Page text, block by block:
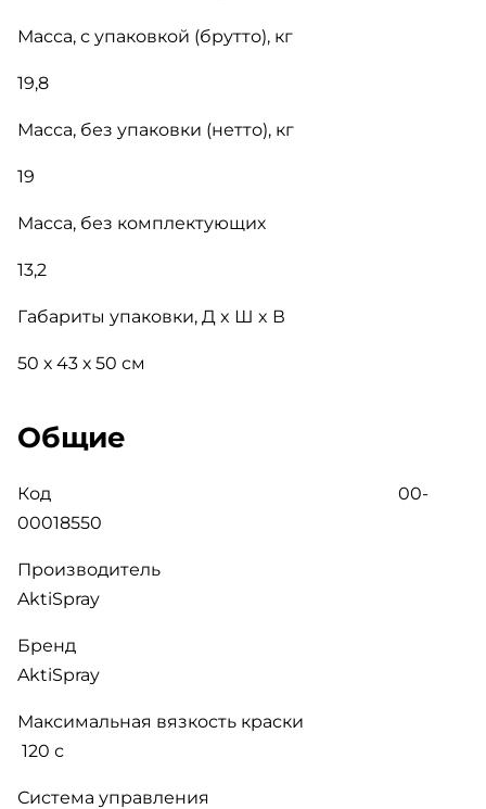
Масса, с упаковкой (брутто), кг
19,8
Масса, без упаковки (нетто), кг
19
Масса, без комплектующих
13,2
Габариты упаковки, Д x Ш x В
50 х 43 х 50 см
Общие
Код 00-
00018550
Производитель
AktiSpray
Бренд
AktiSpray
Максимальная вязкость краски
120 с
Система управления